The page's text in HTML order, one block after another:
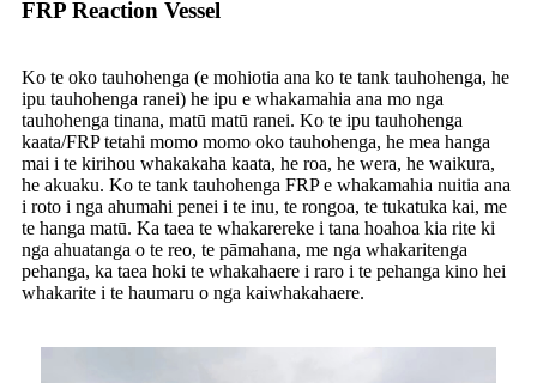
FRP Reaction Vessel
Ko te oko tauhohenga (e mohiotia ana ko te tank tauhohenga, he
ipu tauhohenga ranei) he ipu e whakamahia ana mo nga
tauhohenga tinana, matū matū ranei. Ko te ipu tauhohenga
kaata/FRP tetahi momo momo oko tauhohenga, he mea hanga
mai i te kirihou whakakaha kaata, he roa, he wera, he waikura,
he akuaku. Ko te tank tauhohenga FRP e whakamahia nuitia ana
i roto i nga ahumahi penei i te inu, te rongoa, te tukatuka kai, me
te hanga matū. Ka taea te whakarereke i tana hoahoa kia rite ki
nga ahuatanga o te reo, te pāmahana, me nga whakaritenga
pehanga, ka taea hoki te whakahaere i raro i te pehanga kino hei
whakarite i te haumaru o nga kaiwhakahaere.